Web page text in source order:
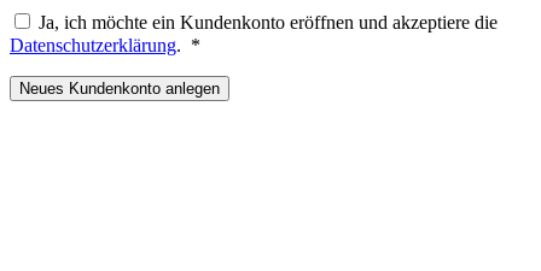
Ja, ich möchte ein Kundenkonto eröffnen und akzeptiere die
Datenschutzerklärung. *
Neues Kundenkonto anlegen